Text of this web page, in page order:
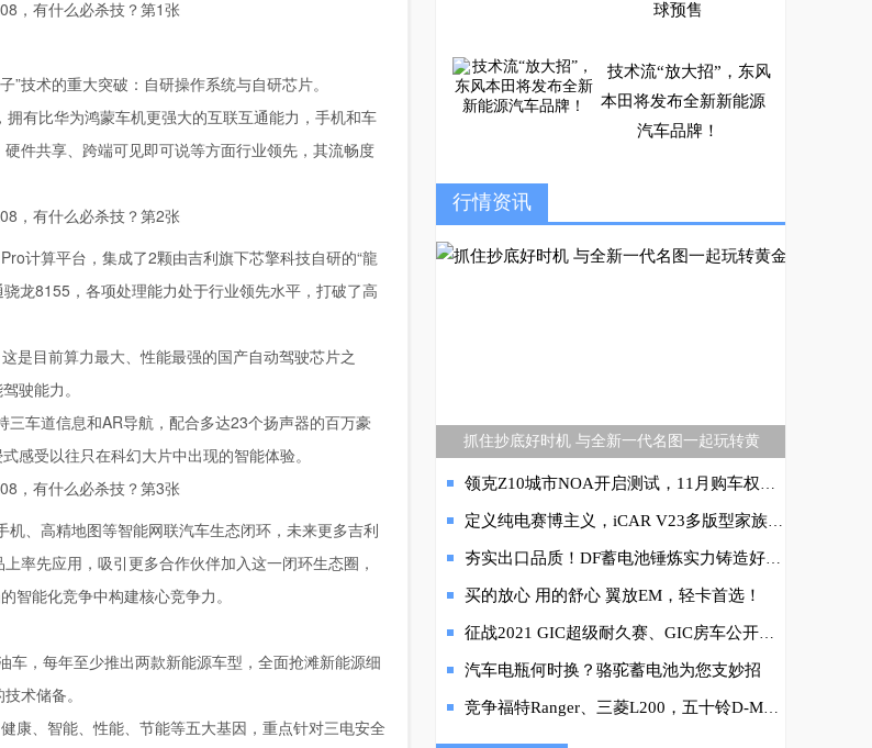
技术的重大突破：自研操作系统与自研芯片。
有比华为鸿蒙车机更强大的互联互通能力，手机和车
件共享、跨端可见即可说等方面行业领先，其流畅度
计算平台，集成了2颗由吉利旗下芯擎科技自研的“龍
龙8155，各项处理能力处于行业领先水平，打破了高
目前算力最大、性能最强的国产自动驾驶芯片之
驶能力。
车道信息和AR导航，配合多达23个扬声器的百万豪
感受以往只在科幻大片中出现的智能体验。
、高精地图等智能网联汽车生态闭环，未来更多吉利
率先应用，吸引更多合作伙伴加入这一闭环生态圈，
智能化竞争中构建核心竞争力。
，每年至少推出两款新能源车型，全面抢滩新能源细
术储备。
康、智能、性能、节能等五大基因，重点针对三电安全
球预售
技术流“放大招”，东风
本田将发布全新新能源
汽车品牌！
斯威大虎与五菱宏光S3
有何不同？
行情资讯
抓住抄底好时机 与全新一代名图一起玩转黄
领克Z10城市NOA开启测试，11月购车权益和超级试驾同步来袭，18.08万元起
定义纯电赛博主义，iCAR V23多版型家族亮相成都车展
夯实出口品质！DF蓄电池锤炼实力铸造好产品
买的放心 用的舒心 翼放EM，轻卡首选！
征战2021 GIC超级耐久赛、GIC房车公开赛 路航车队再创佳绩
汽车电瓶何时换？骆驼蓄电池为您支妙招
竞争福特Ranger、三菱L200，五十铃D-MAX V-CROSS实车静测来了！